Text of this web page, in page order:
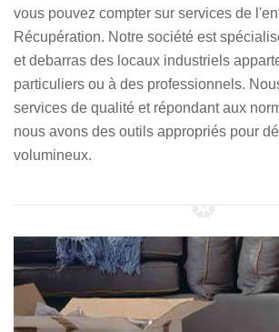
vous pouvez compter sur services de
Récupération. Notre société est
et debarras des locaux industriels
particuliers ou à des professionnels.
services de qualité et répondant aux
nous avons des outils appropriés pour
volumineux.